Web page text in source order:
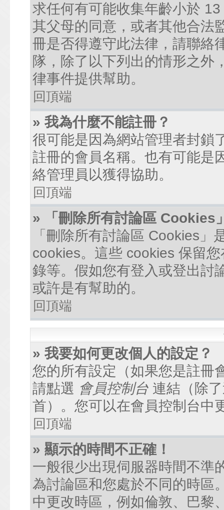
求任何有可能收集年齡小於
其父母的同意，或者其他合法
冊是否得遵守此法律，請聯絡
隊，除了以下列出的情形之外
律事件提供幫助。
回頂端
» 我為什麼不能註冊？
很可能是因為網站管理者封鎖
註冊的會員名稱。也有可能是
絡管理員以獲得協助。
回頂端
» 「刪除所有討論區 Cookies
「刪除所有討論區 Cookies
cookies。這些 cookies 保留
錄等。假如您有登入或登出討
或許是有幫助的。
回頂端
» 我要如何更改個人的設定？
您的所有設定（如果您是註冊
請點選 會員控制台 連結（除
首）。您可以在會員控制台中
回頂端
» 顯示的時間不正確！
一般很少出現伺服器時間不準
為討論區和您處於不同的時區
中更改時區，例如倫敦、巴黎